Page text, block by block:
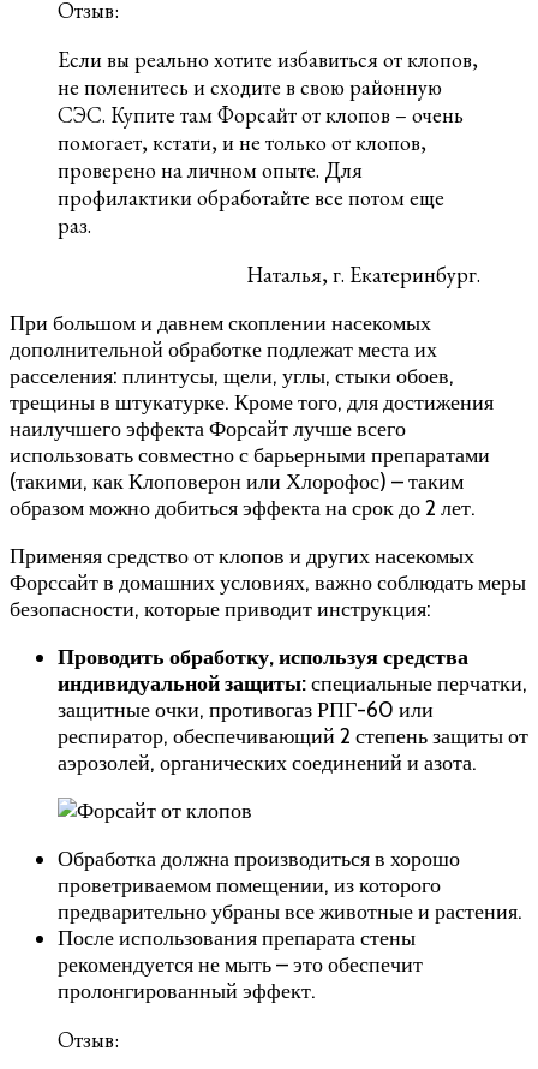
Отзыв:
Если вы реально хотите избавиться от клопов,
не поленитесь и сходите в свою районную
СЭС. Купите там Форсайт от клопов – очень
помогает, кстати, и не только от клопов,
проверено на личном опыте. Для
профилактики обработайте все потом еще
раз.
Наталья, г. Екатеринбург.
При большом и давнем скоплении насекомых
дополнительной обработке подлежат места их
расселения: плинтусы, щели, углы, стыки обоев,
трещины в штукатурке. Кроме того, для достижения
наилучшего эффекта Форсайт лучше всего
использовать совместно с барьерными препаратами
(такими, как Клоповерон или Хлорофос) – таким
образом можно добиться эффекта на срок до 2 лет.
Применяя средство от клопов и других насекомых
Форссайт в домашних условиях, важно соблюдать меры
безопасности, которые приводит инструкция:
Проводить обработку, используя средства
индивидуальной защиты:специальные перчатки,
защитные очки, противогаз РПГ-60 или
респиратор, обеспечивающий 2 степень защиты от
аэрозолей, органических соединений и азота.
Обработка должна производиться в хорошо
проветриваемом помещении, из которого
предварительно убраны все животные и растения.
После использования препарата стены
рекомендуется не мыть – это обеспечит
пролонгированный эффект.
Отзыв: